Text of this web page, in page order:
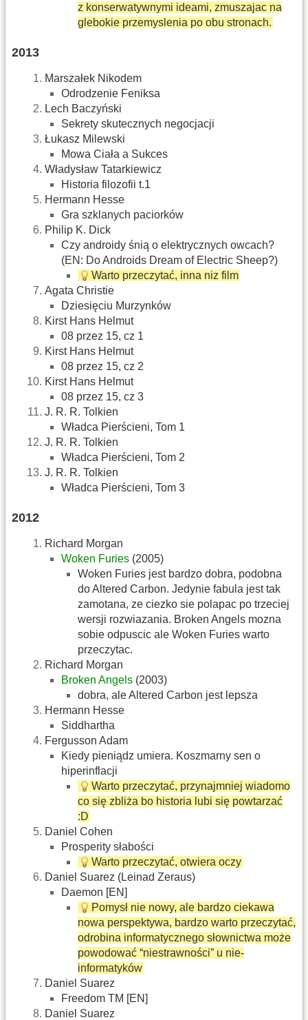
z konserwatywnymi ideami, zmuszajac na
glebokie przemyslenia po obu stronach.
2013
Marszałek Nikodem
Odrodzenie Feniksa
Lech Baczyński
Sekrety skutecznych negocjacji
Łukasz Milewski
Mowa Ciała a Sukces
Władysław Tatarkiewicz
Historia filozofii t.1
Hermann Hesse
Gra szklanych paciorków
Philip K. Dick
Czy androidy śnią o elektrycznych owcach?
(EN: Do Androids Dream of Electric Sheep?)
Warto przeczytać, inna niz film
Agata Christie
Dziesięciu Murzynków
Kirst Hans Helmut
08 przez 15, cz 1
Kirst Hans Helmut
08 przez 15, cz 2
Kirst Hans Helmut
08 przez 15, cz 3
J. R. R. Tolkien
Władca Pierścieni, Tom 1
J. R. R. Tolkien
Władca Pierścieni, Tom 2
J. R. R. Tolkien
Władca Pierścieni, Tom 3
2012
Richard Morgan
Woken Furies (2005)
Woken Furies jest bardzo dobra, podobna
do Altered Carbon. Jedynie fabula jest tak
zamotana, ze ciezko sie polapac po trzeciej
wersji rozwiazania. Broken Angels mozna
sobie odpuscic ale Woken Furies warto
przeczytac.
Richard Morgan
Broken Angels (2003)
dobra, ale Altered Carbon jest lepsza
Hermann Hesse
Siddhartha
Fergusson Adam
Kiedy pieniądz umiera. Koszmarny sen o
hiperinflacji
Warto przeczytać, przynajmniej wiadomo
co się zbliża bo historia lubi się powtarzać
:D
Daniel Cohen
Prosperity słabości
Warto przeczytać, otwiera oczy
Daniel Suarez (Leinad Zeraus)
Daemon [EN]
Pomysł nie nowy, ale bardzo ciekawa
nowa perspektywa, bardzo warto przeczytać,
odrobina informatycznego słownictwa może
powodować “niestrawności” u nie-
informatyków
Daniel Suarez
Freedom TM [EN]
Daniel Suarez